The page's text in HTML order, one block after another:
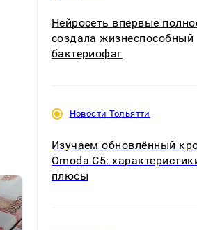
Нейросеть впервые
создала жизнеспособный
бактериофаг
Новости Тольятти
Изучаем обновлённый
Omoda C5:
плюсы